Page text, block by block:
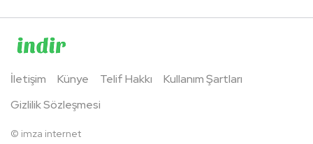
İletişim Künye Telif Hakkı
Kullanım Şartları
Gizlilik Sözleşmesi
© imza internet